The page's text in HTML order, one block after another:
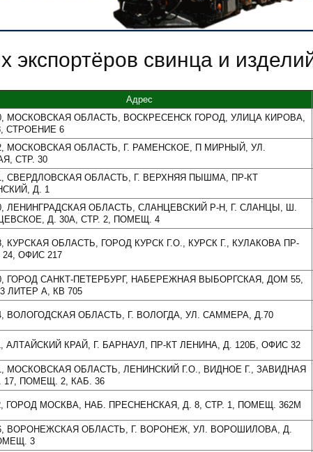
экспортёров свинца и
Адрес
МОСКОВСКАЯ ОБЛАСТЬ, ВОСКРЕСЕНСК ГОРОД, УЛИЦА КИРОВА,
СТРОЕНИЕ 6
МОСКОВСКАЯ ОБЛАСТЬ, Г. РАМЕНСКОЕ, П МИРНЫЙ, УЛ.
СТР. 30
СВЕРДЛОВСКАЯ ОБЛАСТЬ, Г. ВЕРХНЯЯ ПЫШМА, ПР-КТ
Д. 1
ЛЕНИНГРАДСКАЯ ОБЛАСТЬ, СЛАНЦЕВСКИЙ Р-Н, Г. СЛАНЦЫ, Ш.
Д. 30А, СТР. 2, ПОМЕЩ. 4
КУРСКАЯ ОБЛАСТЬ, ГОРОД КУРСК Г.О., КУРСК Г., КУЛАКОВА ПР-
24, ОФИС 217
ГОРОД САНКТ-ПЕТЕРБУРГ, НАБЕРЕЖНАЯ ВЫБОРГСКАЯ, ДОМ 55,
ЛИТЕР А, КВ 705
ВОЛОГОДСКАЯ ОБЛАСТЬ, Г. ВОЛОГДА, УЛ. САММЕРА, Д.70
АЛТАЙСКИЙ КРАЙ, Г. БАРНАУЛ, ПР-КТ ЛЕНИНА, Д. 120Б, ОФИС 32
МОСКОВСКАЯ ОБЛАСТЬ, ЛЕНИНСКИЙ Г.О., ВИДНОЕ Г., ЗАВИДНАЯ
17, ПОМЕЩ. 2, КАБ. 36
ГОРОД МОСКВА, НАБ. ПРЕСНЕНСКАЯ, Д. 8, СТР. 1, ПОМЕЩ. 362М
ВОРОНЕЖСКАЯ ОБЛАСТЬ, Г. ВОРОНЕЖ, УЛ. ВОРОШИЛОВА, Д.
3